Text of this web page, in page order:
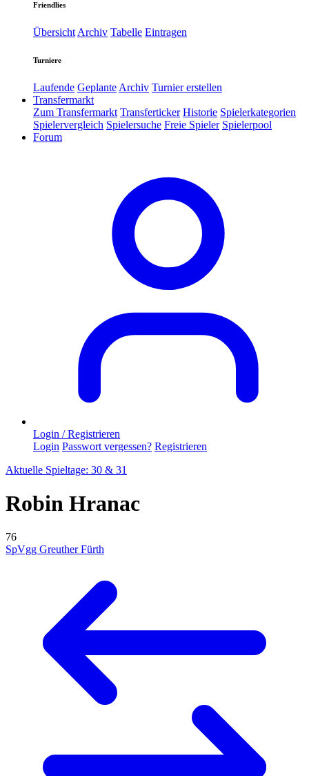
Friendlies
Übersicht Archiv Tabelle Eintragen
Turniere
Laufende Geplante Archiv Turnier erstellen
Transfermarkt
Zum Transfermarkt Transferticker Historie Spielerkategorien
Spielervergleich Spielersuche Freie Spieler Spielerpool
Forum
Login / Registrieren
Login Passwort vergessen? Registrieren
Aktuelle Spieltage: 30 & 31
Robin Hranac
76
SpVgg Greuther Fürth